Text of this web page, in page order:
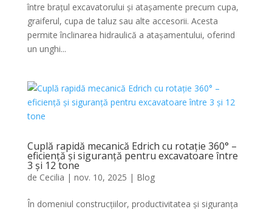
între brațul excavatorului și atașamente precum cupa,
graiferul, cupa de taluz sau alte accesorii. Acesta
permite înclinarea hidraulică a atașamentului, oferind
un unghi...
Cuplă rapidă mecanică Edrich cu rotație 360° –
eficiență și siguranță pentru excavatoare între
3 și 12 tone
de Cecilia | nov. 10, 2025 | Blog
În domeniul construcțiilor, productivitatea și siguranța